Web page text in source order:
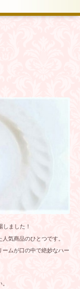
ました！
気商品のひとつです。
ムが口の中で絶妙なハー